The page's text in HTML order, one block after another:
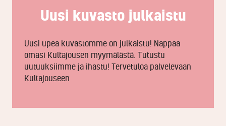
Uusi kuvasto julkaistu
Uusi upea kuvastomme on julkaistu! Nappaa
omasi Kultajousen myymälästä. Tutustu
uutuuksiimme ja ihastu! Tervetuloa palvelevaan
Kultajouseen